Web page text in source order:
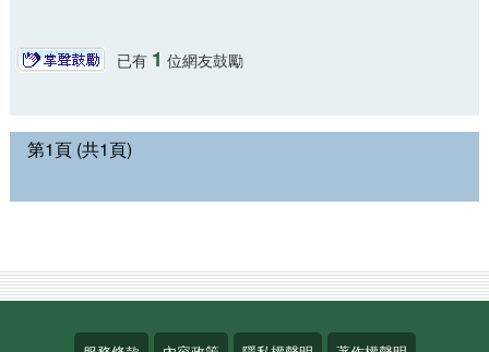
已有 1 位網友鼓勵
第1頁 (共1頁)